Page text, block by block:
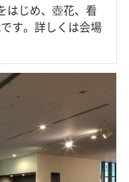
はじめ、壺花、看
す。詳しくは会場